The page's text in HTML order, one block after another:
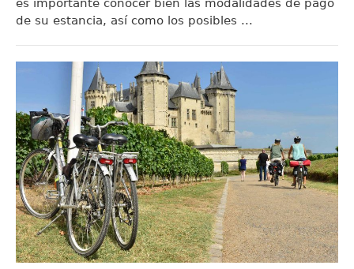
es importante conocer bien las modalidades de pago
de su estancia, así como los posibles ...